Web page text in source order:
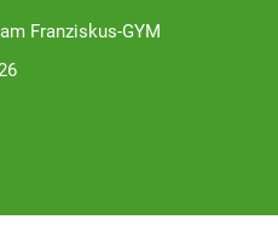
Franziskus-GYM